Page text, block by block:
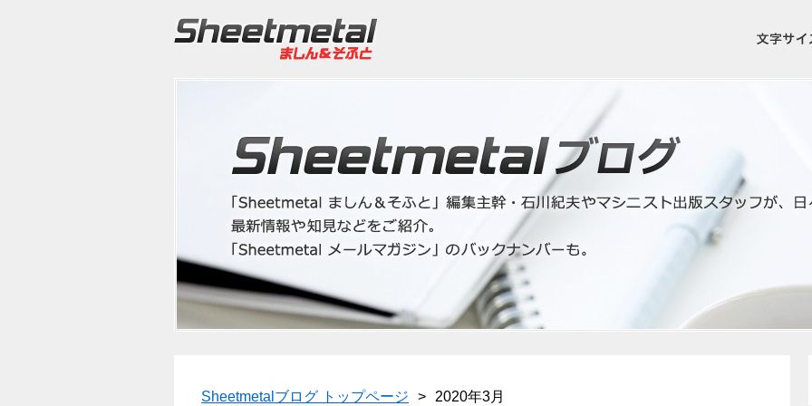
Sheetmetalブログ トップページ > 2020年3月